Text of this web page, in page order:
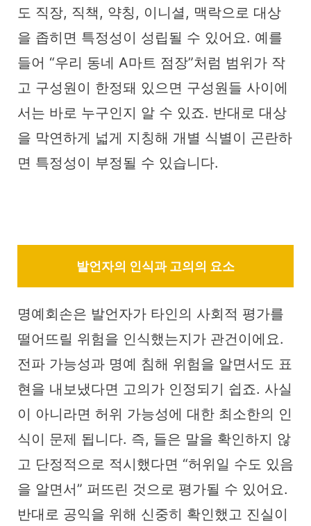
도 직장, 직책, 약칭, 이니셜, 맥락으로 대상
을 좁히면 특정성이 성립될 수 있어요. 예를
들어 “우리 동네 A마트 점장”처럼 범위가 작
고 구성원이 한정돼 있으면 구성원들 사이에
서는 바로 누구인지 알 수 있죠. 반대로 대상
을 막연하게 넓게 지칭해 개별 식별이 곤란하
면 특정성이 부정될 수 있습니다.
발언자의 인식과 고의의 요소
명예회손은 발언자가 타인의 사회적 평가를
떨어뜨릴 위험을 인식했는지가 관건이에요.
전파 가능성과 명예 침해 위험을 알면서도 표
현을 내보냈다면 고의가 인정되기 쉽죠. 사실
이 아니라면 허위 가능성에 대한 최소한의 인
식이 문제 됩니다. 즉, 들은 말을 확인하지 않
고 단정적으로 적시했다면 “허위일 수도 있음
을 알면서” 퍼뜨린 것으로 평가될 수 있어요.
반대로 공익을 위해 신중히 확인했고 진실이